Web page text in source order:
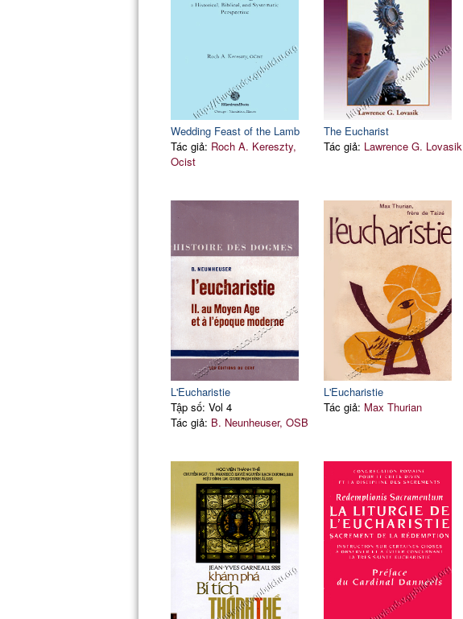
Wedding Feast of the Lamb
Tác giả: Roch A. Kereszty,
Ocist
The Eucharist
Tác giả: Lawrence G. Lovasik
L'Eucharistie
Tập số: Vol 4
Tác giả: B. Neunheuser, OSB
L'Eucharistie
Tác giả: Max Thurian